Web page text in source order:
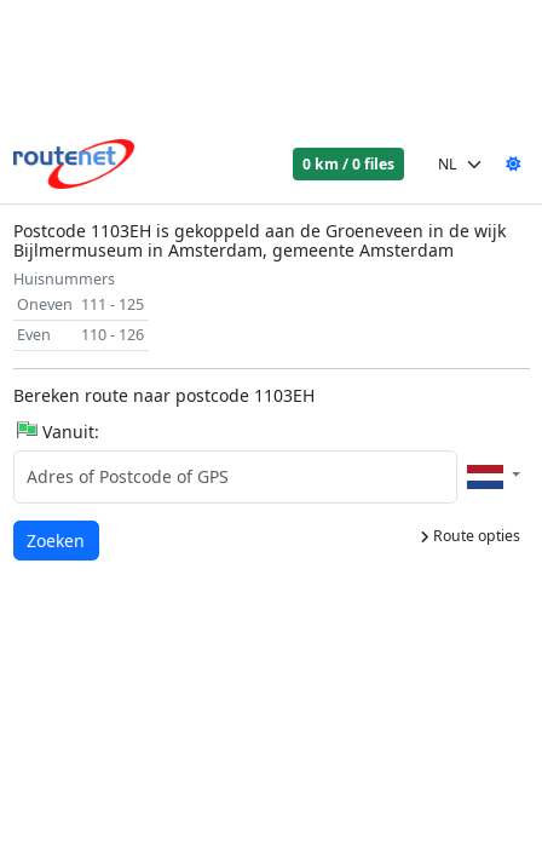
0 km / 0 files
Postcode 1103EH is gekoppeld aan de Groeneveen in de wijk
Bijlmermuseum in Amsterdam, gemeente Amsterdam
Huisnummers
Oneven 111 - 125
Even
110 - 126
Bereken route naar postcode 1103EH
Vanuit:
Route opties
Laden...
Zoeken